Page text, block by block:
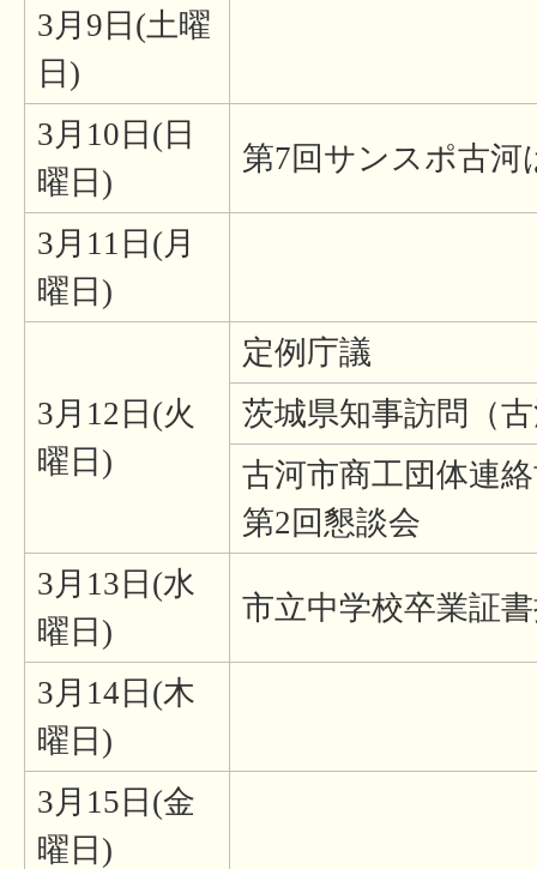
3月9日(土曜
日)
3月10日(日
曜日)
第7回サンスポ古
3月11日(月
曜日)
3月12日(火
曜日)
定例庁議
茨城県知事訪問（
古河市商工団体連
第2回懇談会
3月13日(水
曜日)
市立中学校卒業証
3月14日(木
曜日)
3月15日(金
曜日)